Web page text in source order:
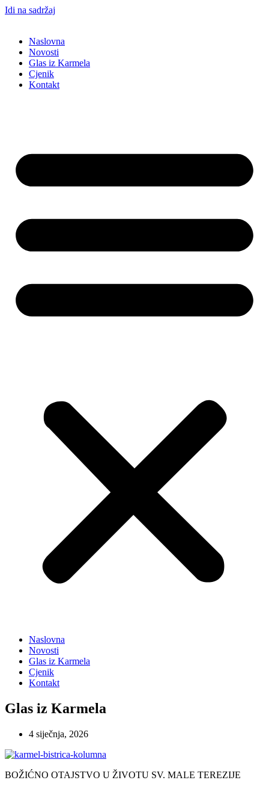
Idi na sadržaj
Naslovna
Novosti
Glas iz Karmela
Cjenik
Kontakt
Naslovna
Novosti
Glas iz Karmela
Cjenik
Kontakt
Glas iz Karmela
4 siječnja, 2026
BOŽIĆNO OTAJSTVO U ŽIVOTU SV. MALE TEREZIJE